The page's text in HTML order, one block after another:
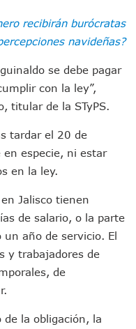
Camiones Al Corredor Bahía
Más Ministerios Públicos Para
Percepción De Inseguridad
Reúne A Emprendedores Locales
A Derechos De Víctima De
Tras Reporte De Posible
No Detienen El Transporte Público
Especialistas Para Analizar La
Asamblea Informativa En La
Generar Oleaje Elevado En
Este Verano Puede Costar Hasta
Por Cocodrilos En Playas De
Al Diputado Federal Bruno
Periodista Francisco Alejandro
Armados En Bucerías;
recibirán burócratas
navideñas?
se debe pagar
con la ley”,
titular de la STyPS.
tardar el 20 de
especie, ni estar
en la ley.
Jalisco tienen
de salario, o la parte
año de servicio. El
y trabajadores de
de
la obligación, la